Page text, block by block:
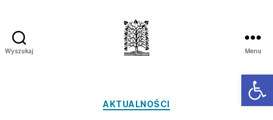
Wyszukaj Menu
AKTUALNOŚCI